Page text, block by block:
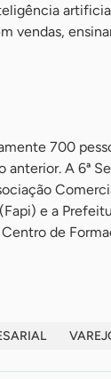
vendas,
700
A 6ª
e a
de